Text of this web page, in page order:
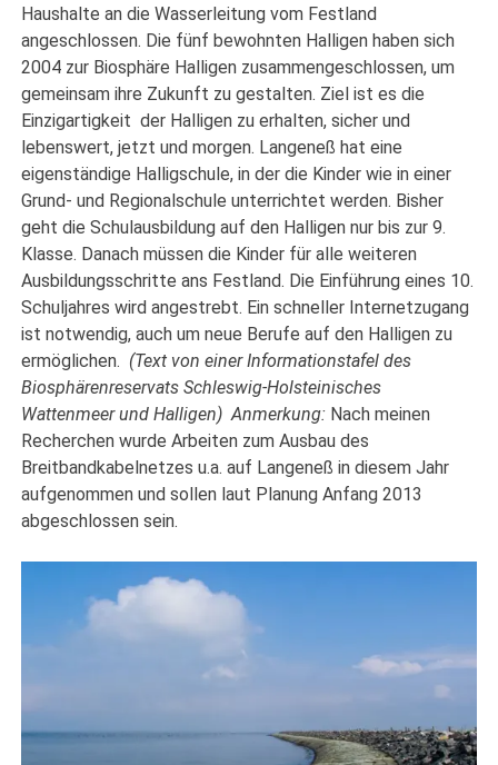
Haushalte an die Wasserleitung vom Festland
angeschlossen. Die fünf bewohnten Halligen haben sich
2004 zur Biosphäre Halligen zusammengeschlossen, um
gemeinsam ihre Zukunft zu gestalten. Ziel ist es die
Einzigartigkeit der Halligen zu erhalten, sicher und
lebenswert, jetzt und morgen. Langeneß hat eine
eigenständige Halligschule, in der die Kinder wie in einer
Grund- und Regionalschule unterrichtet werden. Bisher
geht die Schulausbildung auf den Halligen nur bis zur 9.
Klasse. Danach müssen die Kinder für alle weiteren
Ausbildungsschritte ans Festland. Die Einführung eines 10.
Schuljahres wird angestrebt. Ein schneller Internetzugang
ist notwendig, auch um neue Berufe auf den Halligen zu
ermöglichen. (Text von einer Informationstafel des
Biosphärenreservats Schleswig-Holsteinisches
Wattenmeer und Halligen) Anmerkung: Nach meinen
Recherchen wurde Arbeiten zum Ausbau des
Breitbandkabelnetzes u.a. auf Langeneß in diesem Jahr
aufgenommen und sollen laut Planung Anfang 2013
abgeschlossen sein.